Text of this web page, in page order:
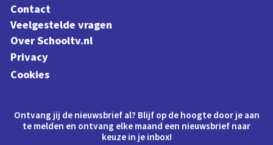
Contact
Veelgestelde vragen
Over Schooltv.nl
Privacy
Cookies
Ontvang jij de nieuwsbrief al? Blijf op de hoogte door je aan
te melden en ontvang elke maand een nieuwsbrief naar
keuze in je inbox!